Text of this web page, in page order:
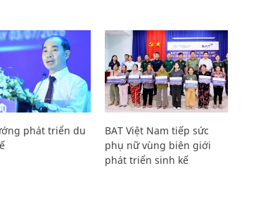
phát triển du
BAT Việt Nam tiếp sức
phụ nữ vùng biên giới
phát triển sinh kế